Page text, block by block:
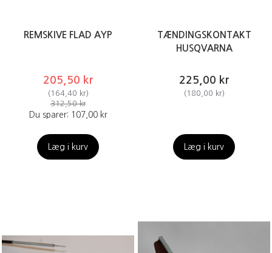
REMSKIVE FLAD AYP
205,50 kr
(164,40 kr)
312,50 kr
Du sparer: 107,00 kr
Læg i kurv
TÆNDINGSKONTAKT
HUSQVARNA
225,00 kr
(180,00 kr)
Læg i kurv